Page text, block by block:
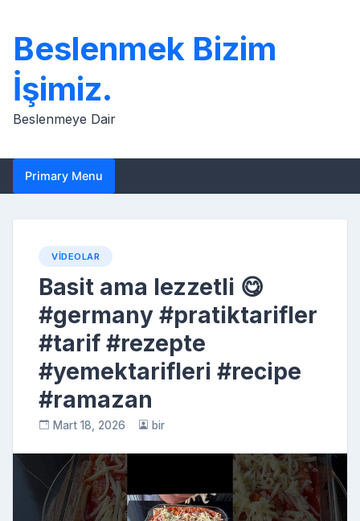
content
Beslenmek Bizim
İşimiz.
Beslenmeye Dair
Primary Menu
VIDEOLAR
Basit ama lezzetli 😋
#germany #pratiktarifler
#tarif #rezepte
#yemektarifleri #recipe
#ramazan
Mart 18, 2026 bir